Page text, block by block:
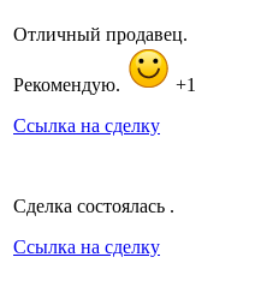
Отличный продавец.
Рекомендую.
+1
Ссылка на сделку
Сделка состоялась .
Ссылка на сделку